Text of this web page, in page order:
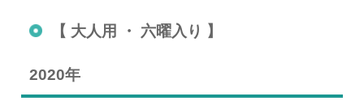
【 大人用 ・ 六曜入り 】
2020年